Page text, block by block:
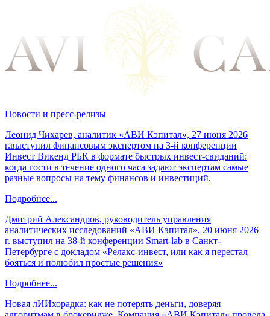
Новости и пресс-релизы
Леонид Чихарев, аналитик «АВИ Кэпитал», 27 июня 2026
г.выступил финансовым экспертом на 3-й конференции
Инвест Викенд РБК в формате быстрых инвест-свиданий:
когда гости в течение одного часа задают экспертам самые
разные вопросы на тему финансов и инвестиций.
Подробнее...
Дмитрий Александров, руководитель управления
аналитических исследований «АВИ Кэпитал», 20 июня 2026
г. выступил на 38-й конференции Smart-lab в Санкт-
Петербурге с докладом «Релакс-инвест, или как я перестал
бояться и полюбил простые решения»
Подробнее...
Новая лИИхорадка: как не потерять деньги, доверяя